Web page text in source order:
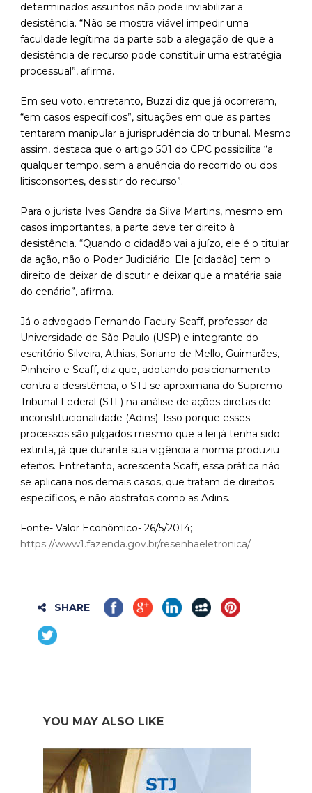
determinados assuntos não pode inviabilizar a
desistência. “Não se mostra viável impedir uma
faculdade legítima da parte sob a alegação de que a
desistência de recurso pode constituir uma estratégia
processual”, afirma.
Em seu voto, entretanto, Buzzi diz que já ocorreram,
“em casos específicos”, situações em que as partes
tentaram manipular a jurisprudência do tribunal. Mesmo
assim, destaca que o artigo 501 do CPC possibilita “a
qualquer tempo, sem a anuência do recorrido ou dos
litisconsortes, desistir do recurso”.
Para o jurista Ives Gandra da Silva Martins, mesmo em
casos importantes, a parte deve ter direito à
desistência. “Quando o cidadão vai a juízo, ele é o titular
da ação, não o Poder Judiciário. Ele [cidadão] tem o
direito de deixar de discutir e deixar que a matéria saia
do cenário”, afirma.
Já o advogado Fernando Facury Scaff, professor da
Universidade de São Paulo (USP) e integrante do
escritório Silveira, Athias, Soriano de Mello, Guimarães,
Pinheiro e Scaff, diz que, adotando posicionamento
contra a desistência, o STJ se aproximaria do Supremo
Tribunal Federal (STF) na análise de ações diretas de
inconstitucionalidade (Adins). Isso porque esses
processos são julgados mesmo que a lei já tenha sido
extinta, já que durante sua vigência a norma produziu
efeitos. Entretanto, acrescenta Scaff, essa prática não
se aplicaria nos demais casos, que tratam de direitos
específicos, e não abstratos como as Adins.
Fonte- Valor Econômico- 26/5/2014;
https://www1.fazenda.gov.br/resenhaeletronica/
SHARE
YOU MAY ALSO LIKE